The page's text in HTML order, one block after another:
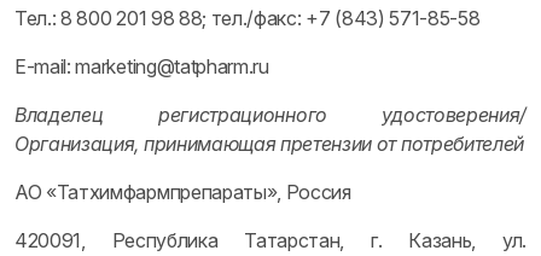
Тел.: 8 800 201 98 88; тел./факс: +7 (843) 571-85-58
Е-mail: marketing@tatpharm.ru
Владелец регистрационного удостоверения/
Организация, принимающая претензии от потребителей
АО «Татхимфармпрепараты», Россия
420091, Республика Татарстан, г. Казань, ул.